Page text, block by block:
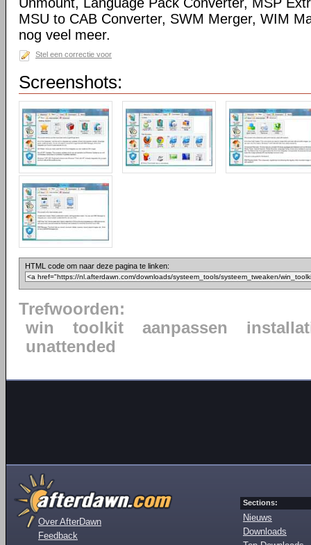
MSU to CAB Converter, SWM Merger, WIM
nog veel meer.
Stel een correctie voor
Screenshots:
HTML code om naar deze pagina te linken:
Trefwoorden:
win
toolkit aanpassen
unattended
Over AfterDawn
Feedback
Sections:
Nieuws
Downloads